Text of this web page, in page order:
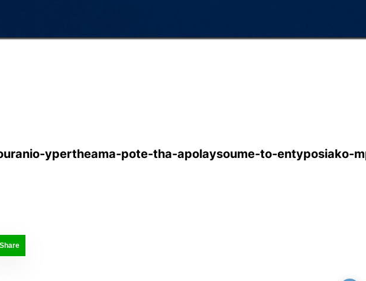
ypertheama-pote-tha-apolaysoume-to-entyposiako-
Share